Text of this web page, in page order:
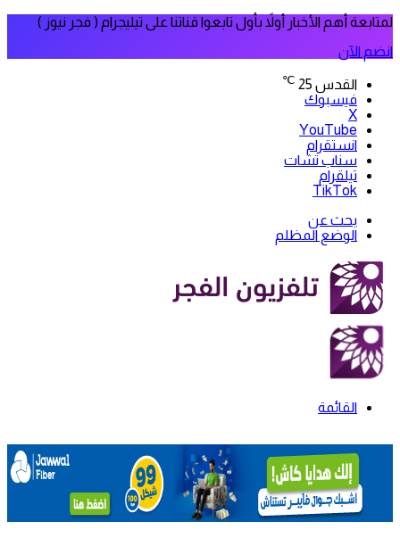
لمتابعة أهم الأخبار أولاً بأول تابعوا قناتنا على تيليجرام ( فجر نيوز )
انضم الآن
القدس 25
℃
فيسبوك
‫X
‫YouTube
انستقرام
سناب تشات
تيلقرام
‫TikTok
بحث عن
الوضع المظلم
القائمة